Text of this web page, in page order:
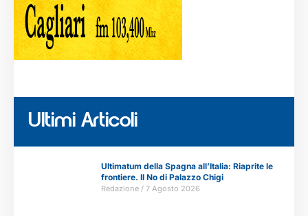
Ultimi Articoli
Ultimatum della Spagna all’Italia: Riaprite le
frontiere. Il No di Palazzo Chigi
Redazione 7 Agosto 2026